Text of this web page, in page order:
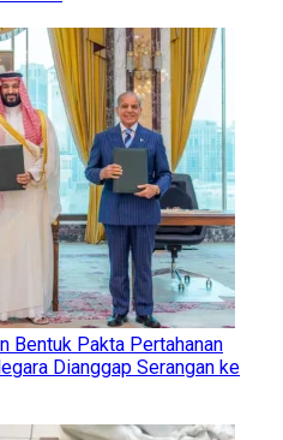
Bentuk Pakta Pertahanan
Dianggap Serangan ke